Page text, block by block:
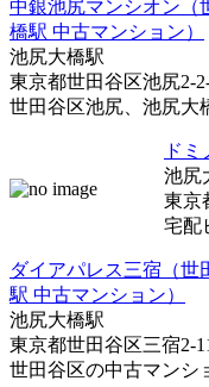
中銀池尻マンシオン（
橋駅 中古マンション）
池尻大橋駅
東京都世田谷区池尻2-
世田谷区池尻、池尻大
ド
池尻
東京
宅配
ダイアパレス三宿（世
駅 中古マンション）
池尻大橋駅
東京都世田谷区三宿2-
世田谷区の中古マンシ